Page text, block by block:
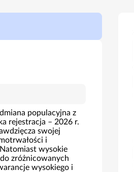
populacyjna z
rejestracja – 2026 r.
swojej
i
wysokie
zróżnicowanych
wysokiego i